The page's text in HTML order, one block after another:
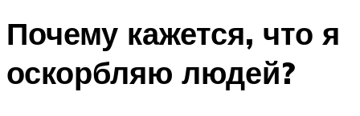
Почему кажется, что я
оскорбляю людей?